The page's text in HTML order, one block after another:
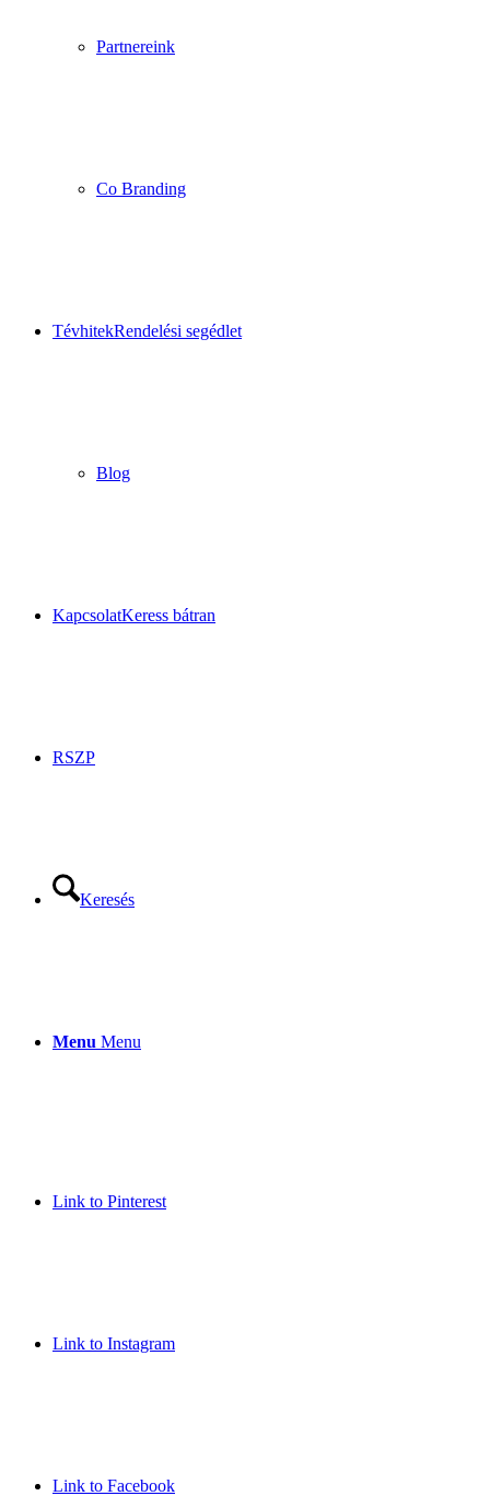
Partnereink
Co Branding
TévhitekRendelési segédlet
Blog
KapcsolatKeress bátran
RSZP
Keresés
Menu Menu
Link to Pinterest
Link to Instagram
Link to Facebook